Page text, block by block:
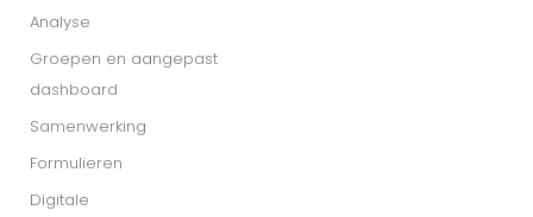
Analyse
Groepen en aangepast
dashboard
Samenwerking
Formulieren
Digitale